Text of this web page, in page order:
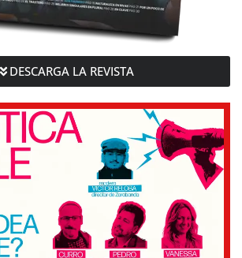
DESCARGA LA REVISTA